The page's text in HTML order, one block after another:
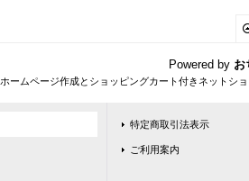
Powered by お
ホームページ作成とショッピングカート付きネットシ
特定商取引法表示
ご利用案内